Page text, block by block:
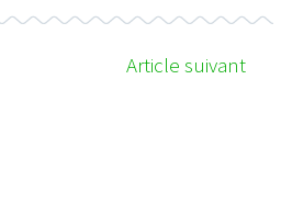
Article suivant